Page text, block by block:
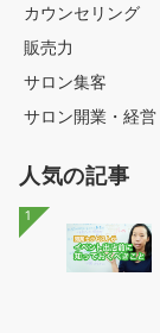
カウンセリング
販売力
サロン集客
サロン開業・経営
人気の記事
1